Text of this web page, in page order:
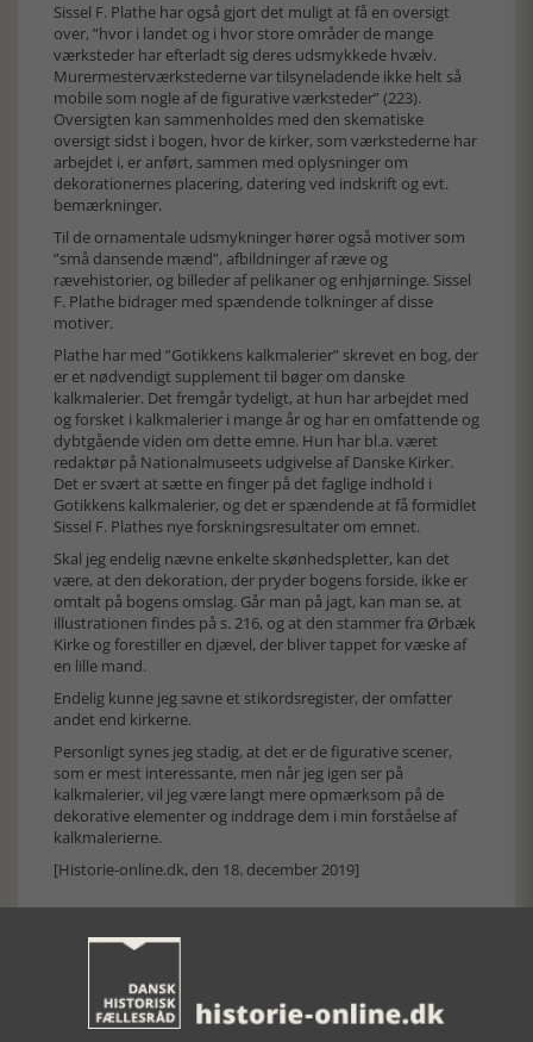
Sissel F. Plathe har også gjort det muligt at få en oversigt
over, ”hvor i landet og i hvor store områder de mange
værksteder har efterladt sig deres udsmykkede hvælv.
Murermesterværkstederne var tilsyneladende ikke helt så
mobile som nogle af de figurative værksteder” (223).
Oversigten kan sammenholdes med den skematiske
oversigt sidst i bogen, hvor de kirker, som værkstederne har
arbejdet i, er anført, sammen med oplysninger om
dekorationernes placering, datering ved indskrift og evt.
bemærkninger.
Til de ornamentale udsmykninger hører også motiver som
”små dansende mænd”, afbildninger af ræve og
rævehistorier, og billeder af pelikaner og enhjørninge. Sissel
F. Plathe bidrager med spændende tolkninger af disse
motiver.
Plathe har med ”Gotikkens kalkmalerier” skrevet en bog, der
er et nødvendigt supplement til bøger om danske
kalkmalerier. Det fremgår tydeligt, at hun har arbejdet med
og forsket i kalkmalerier i mange år og har en omfattende og
dybtgående viden om dette emne. Hun har bl.a. været
redaktør på Nationalmuseets udgivelse af Danske Kirker.
Det er svært at sætte en finger på det faglige indhold i
Gotikkens kalkmalerier, og det er spændende at få formidlet
Sissel F. Plathes nye forskningsresultater om emnet.
Skal jeg endelig nævne enkelte skønhedspletter, kan det
være, at den dekoration, der pryder bogens forside, ikke er
omtalt på bogens omslag. Går man på jagt, kan man se, at
illustrationen findes på s. 216, og at den stammer fra Ørbæk
Kirke og forestiller en djævel, der bliver tappet for væske af
en lille mand.
Endelig kunne jeg savne et stikordsregister, der omfatter
andet end kirkerne.
Personligt synes jeg stadig, at det er de figurative scener,
som er mest interessante, men når jeg igen ser på
kalkmalerier, vil jeg være langt mere opmærksom på de
dekorative elementer og inddrage dem i min forståelse af
kalkmalerierne.
[Historie-online.dk, den 18. december 2019]